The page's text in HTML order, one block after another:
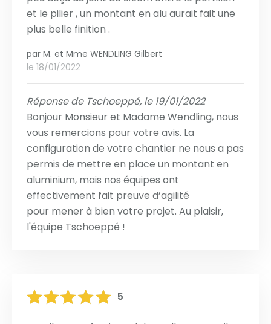
et le pilier , un montant en alu aurait fait une
plus belle finition .
par M. et Mme WENDLING Gilbert
le 18/01/2022
Réponse de Tschoeppé, le 19/01/2022
Bonjour Monsieur et Madame Wendling, nous
vous remercions pour votre avis. La
configuration de votre chantier ne nous a pas
permis de mettre en place un montant en
aluminium, mais nos équipes ont
effectivement fait preuve d’agilité
pour mener à bien votre projet. Au plaisir,
l'équipe Tschoeppé !
5